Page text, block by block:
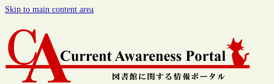
Skip to main content area